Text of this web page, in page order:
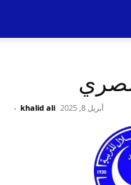
khalid ali
- أبريل 8, 2025